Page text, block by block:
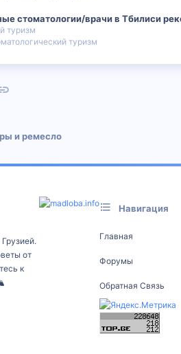
стоматологии/врачи в Тбилиси
туризм
туризм
почта
и ремесло
от
к
Навигация
Главная
Форумы
Обратная Связь